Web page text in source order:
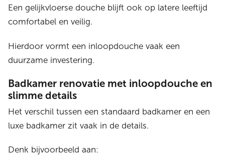
Een gelijkvloerse douche blijft ook op latere leeftijd
comfortabel en veilig.
Hierdoor vormt een inloopdouche vaak een
duurzame investering.
Badkamer renovatie met inloopdouche en
slimme details
Het verschil tussen een standaard badkamer en een
luxe badkamer zit vaak in de details.
Denk bijvoorbeeld aan: